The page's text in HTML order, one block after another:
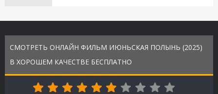
СМОТРЕТЬ ОНЛАЙН ФИЛЬМ ИЮНЬСКАЯ ПОЛЫНЬ (2025)
В ХОРОШЕМ КАЧЕСТВЕ БЕСПЛАТНО